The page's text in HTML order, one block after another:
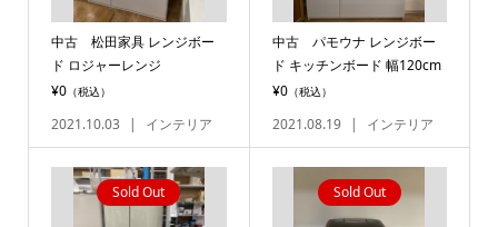
中古 松田家具 レンジボー
ド ロジャーレンジ
¥0（税込）
2021.10.03 インテリア
中古 パモウナ レンジボー
ド キッチンボード 幅120cm
¥0（税込）
2021.08.19 インテリア
Sold Out Sold Out